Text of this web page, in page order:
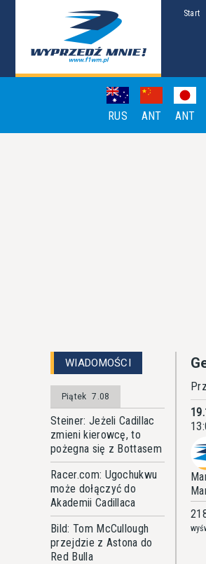
Start
RUS ANT ANT
WIADOMOŚCI
Piątek 7.08
Steiner: Jeżeli Cadillac
zmieni kierowcę, to
pożegna się z Bottasem
Racer.com: Ugochukwu
może dołączyć do
Akademii Cadillaca
Bild: Tom McCullough
przejdzie z Astona do
Red Bulla